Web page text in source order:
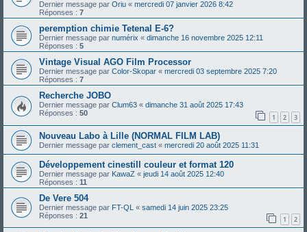
Dernier message par Oriu « mercredi 07 janvier 2026 8:42
Réponses : 7
peremption chimie Tetenal E-6?
Dernier message par numérix « dimanche 16 novembre 2025 12:11
Réponses : 5
Vintage Visual AGO Film Processor
Dernier message par Color-Skopar « mercredi 03 septembre 2025 7:20
Réponses : 7
Recherche JOBO
Dernier message par Clum63 « dimanche 31 août 2025 17:43
Réponses : 50 1 2 3
Nouveau Labo à Lille (NORMAL FILM LAB)
Dernier message par clement_cast « mercredi 20 août 2025 11:31
Développement cinestill couleur et format 120
Dernier message par KawaZ « jeudi 14 août 2025 12:40
Réponses : 11
De Vere 504
Dernier message par FT-QL « samedi 14 juin 2025 23:25
Réponses : 21 1 2